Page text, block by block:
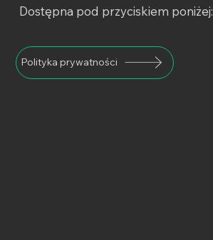
Dostępna pod przyciskiem poniżej:
Polityka prywatności